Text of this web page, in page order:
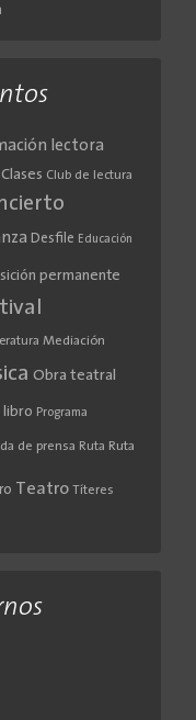
lectora
Clases Club de lectura
Desfile Educación
permanente
Mediación
Obra teatral
libro Programa
de prensa Ruta Ruta
Teatro Títeres